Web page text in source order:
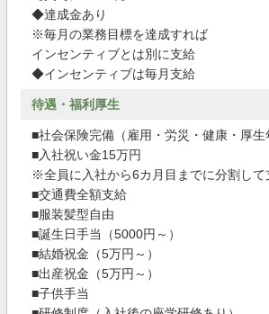
◆達成金あり
※毎月の業務目標を達成すれば
インセンティブとは別に支給
◆インセンティブは毎月支給
待遇・福利厚生
■社会保険完備（雇用・労災・健康・厚生
■入社祝い金15万円
※全員に入社から6カ月目までに分割して
■交通費全額支給
■服装髪型自由
■誕生日手当（5000円～）
■結婚祝金（5万円～）
■出産祝金（5万円～）
■子供手当